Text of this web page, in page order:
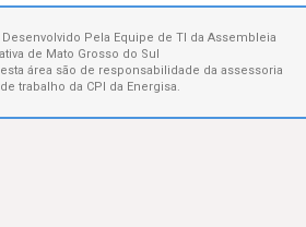
Desenvolvido Pela Equipe de TI da Assembleia
de Mato Grosso do Sul
área são de responsabilidade da assessoria
trabalho da CPI da Energisa.